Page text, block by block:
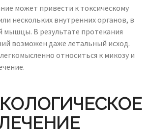
может привести к токсическому
нескольких внутренних органов, в
мышцы. В результате протекания
возможен даже летальный исход.
относиться к микозу и